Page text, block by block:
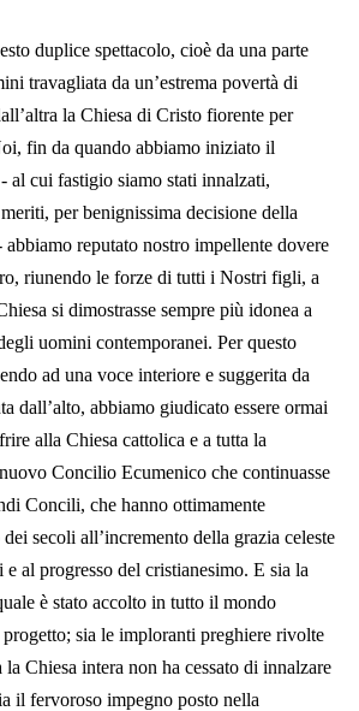
duplice spettacolo, cioè da una parte
travagliata da un’estrema povertà di
la Chiesa di Cristo fiorente per
fin da quando abbiamo iniziato il
al cui fastigio siamo stati innalzati,
per benignissima decisione della
reputato nostro impellente dovere
riunendo le forze di tutti i Nostri figli, a
si dimostrasse sempre più idonea a
uomini contemporanei. Per questo
ad una voce interiore e suggerita da
dall’alto, abbiamo giudicato essere ormai
alla Chiesa cattolica e a tutta la
Concilio Ecumenico che continuasse
Concili, che hanno ottimamente
secoli all’incremento della grazia celeste
al progresso del cristianesimo. E sia la
è stato accolto in tutto il mondo
sia le imploranti preghiere rivolte
Chiesa intera non ha cessato di innalzare
il fervoroso impegno posto nella